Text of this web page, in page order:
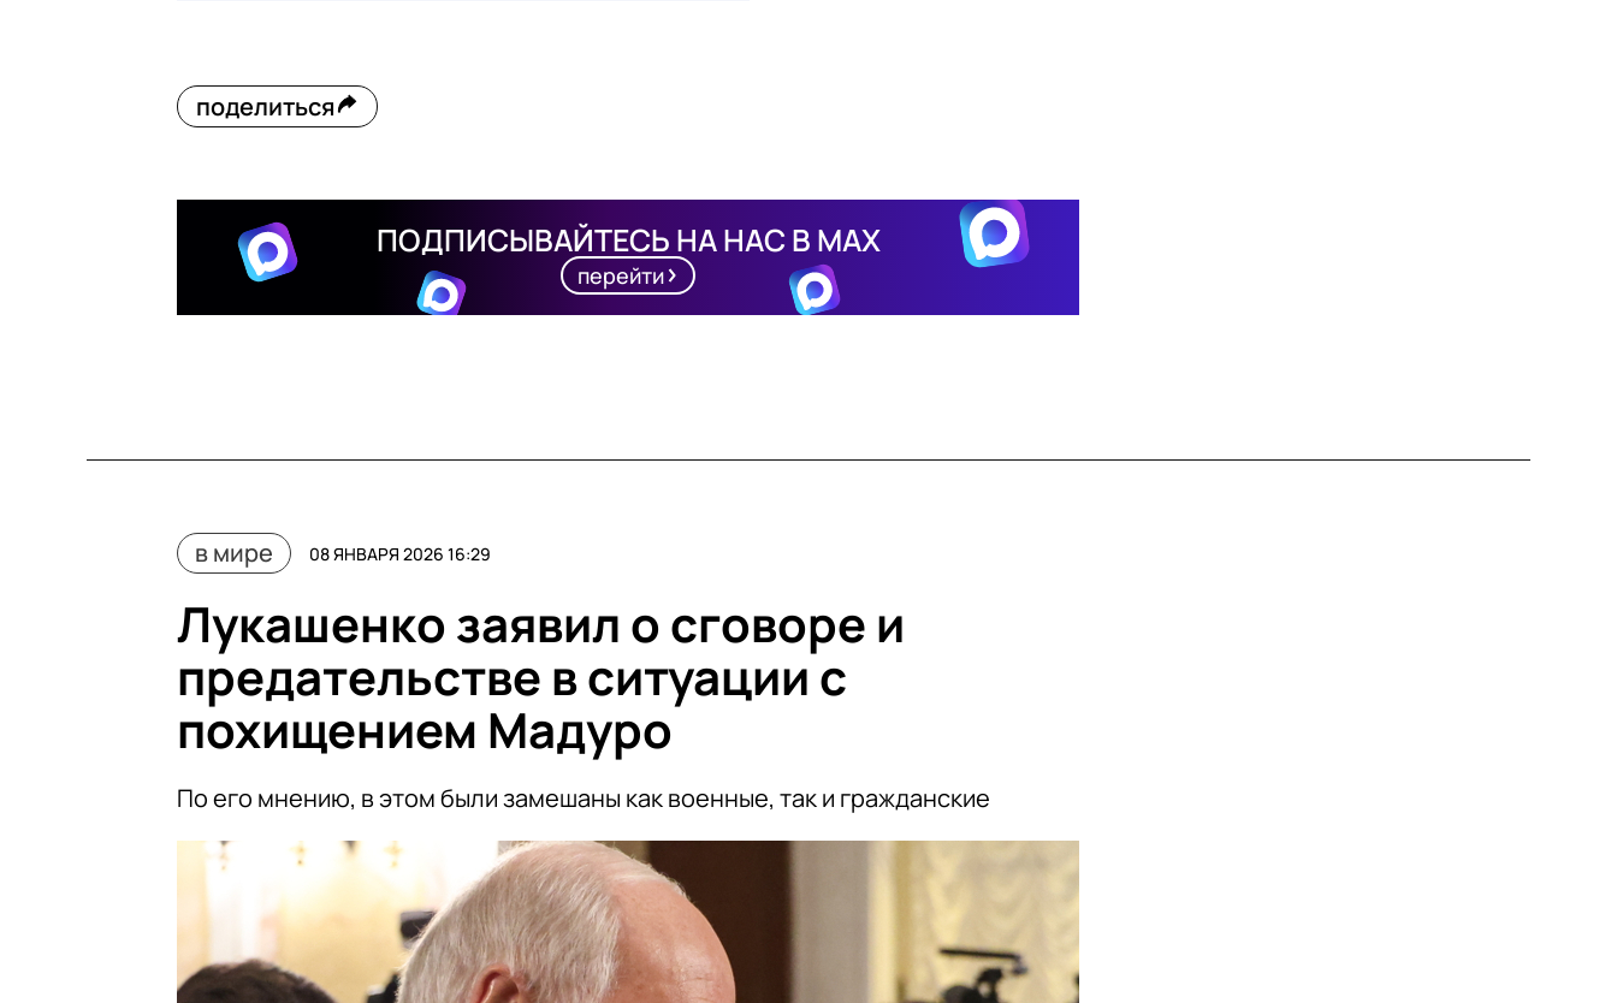
поделиться
ПОДПИСЫВАЙТЕСЬ НА НАС В MAX
перейти
в мире 08 ЯНВАРЯ 2026 16:29
Лукашенко заявил о сговоре и
предательстве в ситуации с
похищением Мадуро
По его мнению, в этом были замешаны как военные, так и гражданские